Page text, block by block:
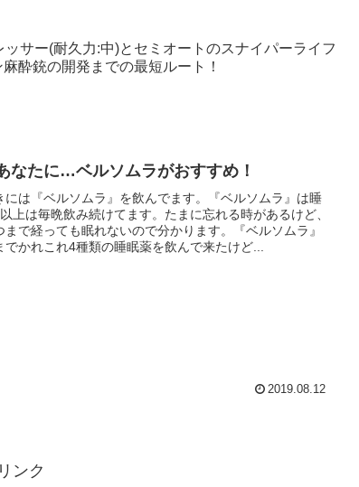
サー(耐久力:中)とセミオートのスナイパーライフ
酔銃の開発までの最短ルート！
なたに…ベルソムラがおすすめ！
には『ベルソムラ』を飲んでます。『ベルソムラ』は睡
上は毎晩飲み続けてます。たまに忘れる時があるけど、
まで経っても眠れないので分かります。『ベルソムラ』
でかれこれ4種類の睡眠薬を飲んで来たけど...
2019.08.12
ンク